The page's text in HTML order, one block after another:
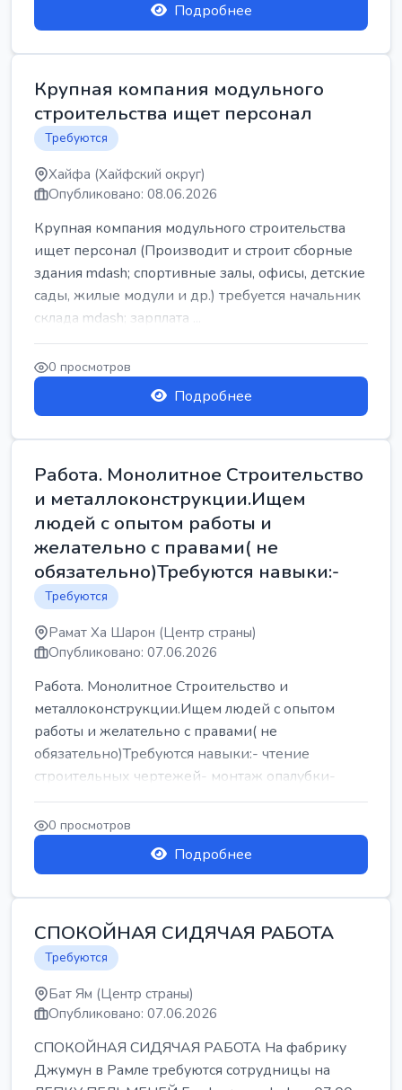
Подробнее
Крупная компания модульного
строительства ищет персонал
Требуются
Хайфа (Хайфский округ)
Опубликовано: 08.06.2026
Крупная компания модульного строительства
ищет персонал (Производит и строит сборные
здания mdash; спортивные залы, офисы, детские
сады, жилые модули и др.) требуется начальник
склада mdash; зарплата ...
0 просмотров
Подробнее
Работа. Монолитное Строительство
и металлоконструкции.Ищем
людей с опытом работы и
желательно с правами( не
обязательно)Требуются навыки:-
Требуются
Рамат Ха Шарон (Центр страны)
Опубликовано: 07.06.2026
Работа. Монолитное Строительство и
металлоконструкции.Ищем людей с опытом
работы и желательно с правами( не
обязательно)Требуются навыки:- чтение
строительных чертежей- монтаж опалубки-
армокаркасыОпл...
0 просмотров
Подробнее
СПОКОЙНАЯ СИДЯЧАЯ РАБОТА
Требуются
Бат Ям (Центр страны)
Опубликовано: 07.06.2026
СПОКОЙНАЯ СИДЯЧАЯ РАБОТА На фабрику
Джумун в Рамле требуются сотрудницы на